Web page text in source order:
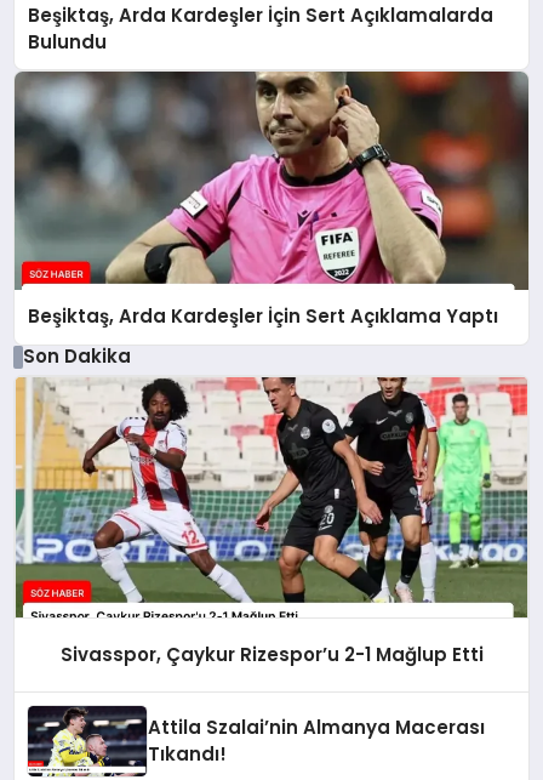
Beşiktaş, Arda Kardeşler İçin Sert Açıklamalarda
Bulundu
Beşiktaş, Arda Kardeşler İçin Sert Açıklama Yaptı
Son Dakika
Sivasspor, Çaykur Rizespor’u 2-1 Mağlup Etti
Attila Szalai’nin Almanya Macerası
Tıkandı!